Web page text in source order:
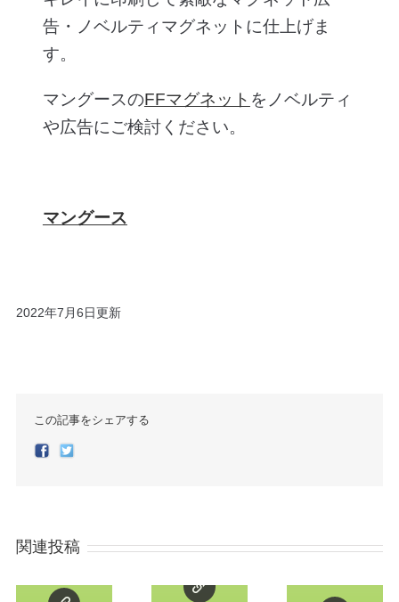
告・ノベルティマグネットに仕上げま
す。
マングースのFFマグネット をノベルティ
や広告にご検討ください。
マングース
2022年7月6日更新
この記事をシェアする
Facebook
Twitter
関連投稿